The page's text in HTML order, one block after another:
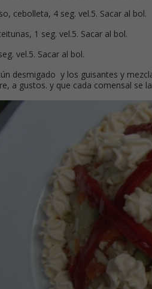
cebolleta, 4 seg. vel.5. Sacar al bol.
1 seg. vel.5. Sacar al bol.
vel.5. Sacar al bol.
desmigado y los guisantes y
a gustos. y que cada comensal se